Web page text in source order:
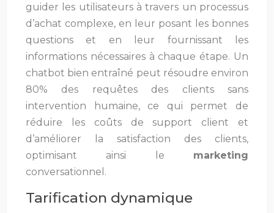
guider les utilisateurs à travers un processus
d’achat complexe, en leur posant les bonnes
questions et en leur fournissant les
informations nécessaires à chaque étape. Un
chatbot bien entraîné peut résoudre environ
80% des requêtes des clients sans
intervention humaine, ce qui permet de
réduire les coûts de support client et
d’améliorer la satisfaction des clients,
optimisant ainsi le marketing
conversationnel.
Tarification dynamique